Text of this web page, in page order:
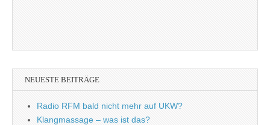
NEUESTE BEITRÄGE
Radio RFM bald nicht mehr auf UKW?
Klangmassage – was ist das?